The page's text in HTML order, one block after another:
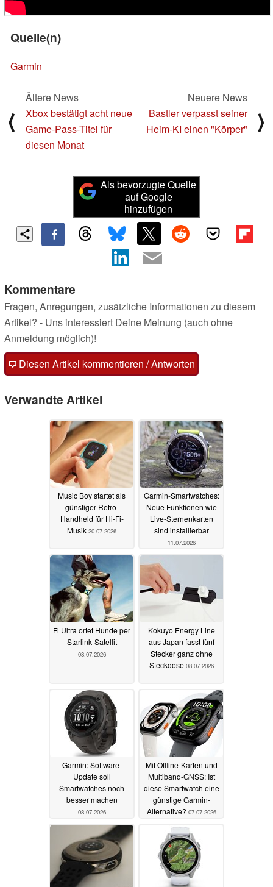
Quelle(n)
Garmin
⟨
Ältere News
Xbox bestätigt acht neue
Game-Pass-Titel für
diesen Monat
Neuere News
Bastler verpasst seiner
Heim-KI einen "Körper"
⟩
Als bevorzugte Quelle
auf Google
hinzufügen
Kommentare
Fragen, Anregungen, zusätzliche Informationen zu diesem
Artikel? - Uns interessiert Deine Meinung (auch ohne
Anmeldung möglich)!
Diesen Artikel kommentieren / Antworten
Verwandte Artikel
Music Boy startet als
günstiger Retro-
Handheld für Hi-Fi-
Musik 20.07.2026
Garmin-Smartwatches:
Neue Funktionen wie
Live-Sternenkarten
sind installierbar
11.07.2026
Fi Ultra ortet Hunde per
Starlink-Satellit
08.07.2026
Kokuyo Energy Line
aus Japan fasst fünf
Stecker ganz ohne
Steckdose 08.07.2026
Garmin: Software-
Update soll
Smartwatches noch
besser machen
08.07.2026
Mit Offline-Karten und
Multiband-GNSS: Ist
diese Smartwatch eine
günstige Garmin-
Alternative? 07.07.2026